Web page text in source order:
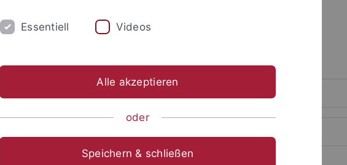
um sich anzumelden:
Essentiell Videos
Alle akzeptieren
oder
Speichern & schließen